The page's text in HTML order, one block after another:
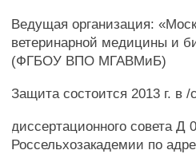
Ведущая организация:
ветеринарной медицины и
(ФГБОУ ВПО МГАВМиБ)
Защита состоится 2013 г. в
диссертационного совета
Россельхозакадемии по